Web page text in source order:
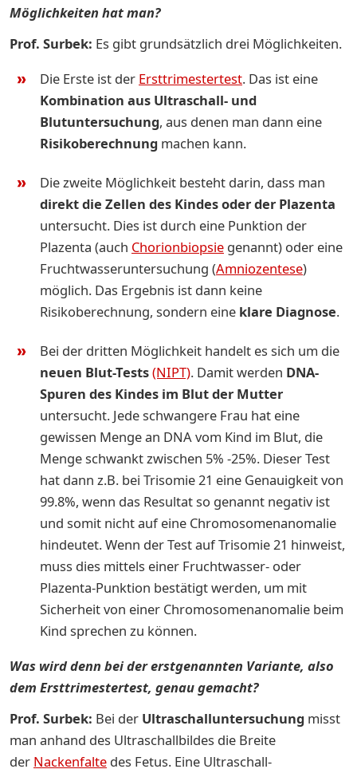
Möglichkeiten hat man?
Prof. Surbek: Es gibt grundsätzlich drei Möglichkeiten.
Die Erste ist der Ersttrimestertest. Das ist eine
Kombination aus Ultraschall- und
Blutuntersuchung, aus denen man dann eine
Risikoberechnung machen kann.
Die zweite Möglichkeit besteht darin, dass man
direkt die Zellen des Kindes oder der Plazenta
untersucht. Dies ist durch eine Punktion der
Plazenta (auch Chorionbiopsie genannt) oder eine
Fruchtwasseruntersuchung (Amniozentese)
möglich. Das Ergebnis ist dann keine
Risikoberechnung, sondern eine klare Diagnose.
Bei der dritten Möglichkeit handelt es sich um die
neuen Blut-Tests(NIPT). Damit werden DNA-
Spuren des Kindes im Blut der Mutter
untersucht. Jede schwangere Frau hat eine
gewissen Menge an DNA vom Kind im Blut, die
Menge schwankt zwischen 5% -25%. Dieser Test
hat dann z.B. bei Trisomie 21 eine Genauigkeit von
99.8%, wenn das Resultat so genannt negativ ist
und somit nicht auf eine Chromosomenanomalie
hindeutet. Wenn der Test auf Trisomie 21 hinweist,
muss dies mittels einer Fruchtwasser- oder
Plazenta-Punktion bestätigt werden, um mit
Sicherheit von einer Chromosomenanomalie beim
Kind sprechen zu können.
Was wird denn bei der erstgenannten Variante, also
dem Ersttrimestertest, genau gemacht?
Prof. Surbek: Bei der Ultraschalluntersuchung misst
man anhand des Ultraschallbildes die Breite
der Nackenfalte des Fetus. Eine Ultraschall-